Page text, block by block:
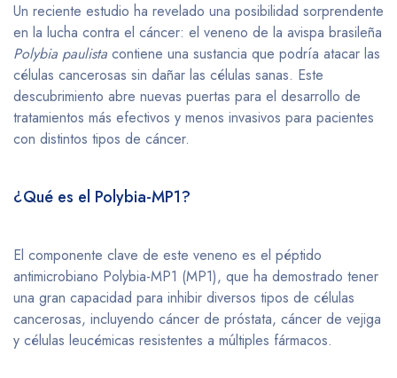
Un reciente estudio ha revelado una posibilidad sorprendente
en la lucha contra el cáncer: el veneno de la avispa brasileña
Polybia paulista contiene una sustancia que podría atacar las
células cancerosas sin dañar las células sanas. Este
descubrimiento abre nuevas puertas para el desarrollo de
tratamientos más efectivos y menos invasivos para pacientes
con distintos tipos de cáncer.
¿Qué es el Polybia-MP1?
El componente clave de este veneno es el péptido
antimicrobiano Polybia-MP1 (MP1), que ha demostrado tener
una gran capacidad para inhibir diversos tipos de células
cancerosas, incluyendo cáncer de próstata, cáncer de vejiga
y células leucémicas resistentes a múltiples fármacos.